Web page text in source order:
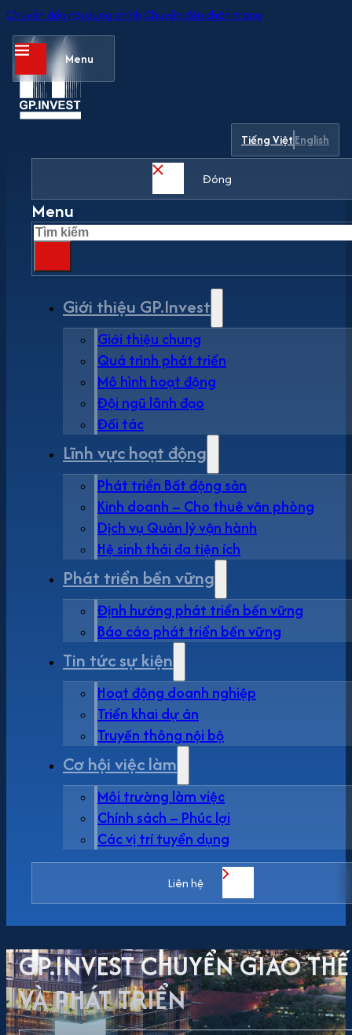
Chuyển đến nội dung chính Chuyển đến chân trang
Menu
Tiếng ViệtEnglish
Đóng
Menu
Tìm
kiếm
Giới thiệu GP.Invest
Giới thiệu chung
Quá trình phát triển
Mô hình hoạt động
Đội ngũ lãnh đạo
Đối tác
Lĩnh vực hoạt động
Phát triển Bất động sản
Kinh doanh – Cho thuê văn phòng
Dịch vụ Quản lý vận hành
Hệ sinh thái đa tiện ích
Phát triển bền vững
Định hướng phát triển bền vững
Báo cáo phát triển bền vững
Tin tức sự kiện
Hoạt động doanh nghiệp
Triển khai dự án
Truyền thông nội bộ
Cơ hội việc làm
Môi trường làm việc
Chính sách – Phúc lợi
Các vị trí tuyển dụng
Liên hệ
GP.INVEST CHUYỂN GIAO
VÀ PHÁT TRIỂN